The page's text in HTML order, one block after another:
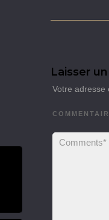
Laisser
Votre adresse